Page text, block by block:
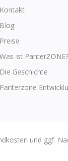
Kontakt
Blog
Preise
Was ist PanterZONE?
Die Geschichte
Panterzone
und ggf.